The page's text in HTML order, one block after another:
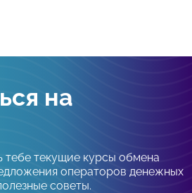
на
тебе текущие курсы обмена
операторов денежных
советы.